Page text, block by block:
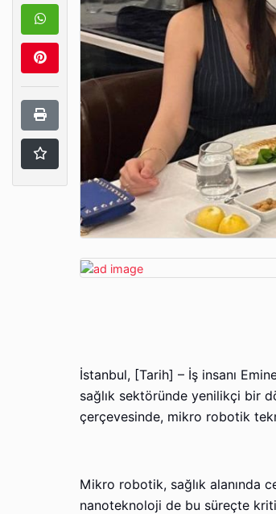
İstanbul, [Tarih] – İş insanı
sağlık sektöründe yenilikçi bir
çerçevesinde, mikro robotik
Mikro robotik, sağlık alanında
nanoteknoloji de bu süreçte